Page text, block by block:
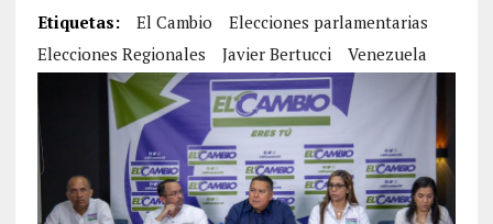
Etiquetas: El Cambio
Elecciones parlamentarias
Elecciones Regionales
Javier Bertucci Venezuela